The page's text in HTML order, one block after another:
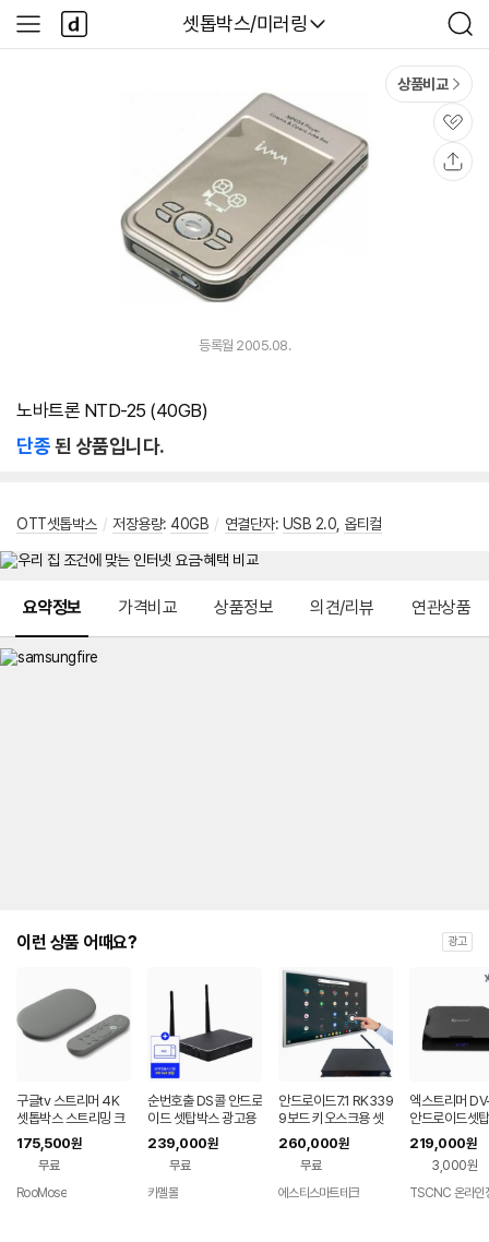
다나와
셋톱박스/미러링
검
색
사
이
다
나
와
상품비교
관
심
등록월 2005.08.
노바트론 NTD-25 (40GB)
단종된 상품입니다.
OTT셋톱박스 / 저장용량: 40GB / 연결단자: USB 2.0 옵티컬
요약정보 가격비교 상품정보 의견/리뷰 연관상품
이런 상품 어때요? 광고
구글tv 스트리머 4K
셋톱박스 스트리밍 크
롬 캐스트 미국직구 회
색 32 GB 5세대
175,500원
무료
RooMose
순번호출 DS콜 안드로
이드 셋탑박스 광고용
플레이어 카멜 AP201
0+DSCall
239,000원
무료
카멜몰
안드로이드7.1 RK339
9보드 키오스크용 셋
톱박스 태블릿 산업용
안드로이드 셋탑박스
260,000원
무료
에스티스마트테크
엑스트리머
안드로이드셋
UHD 4K
스플레이어
219,000원
3,000원